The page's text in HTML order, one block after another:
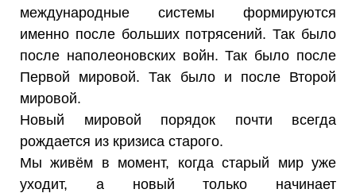
международные системы формируются
именно после больших потрясений. Так было
после наполеоновских войн. Так было после
Первой мировой. Так было и после Второй
мировой.
Новый мировой порядок почти всегда
рождается из кризиса старого.
Мы живём в момент, когда старый мир уже
уходит, а новый только начинает